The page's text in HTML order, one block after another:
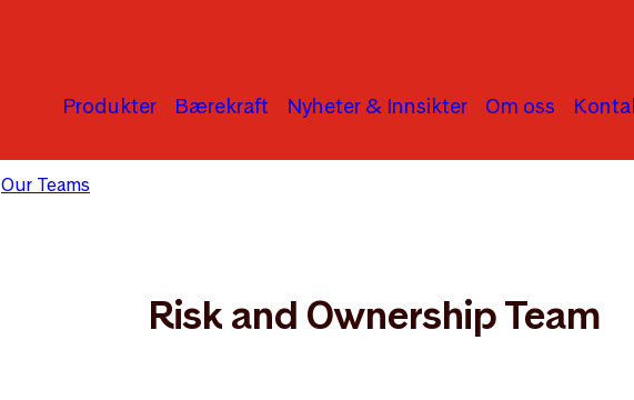
Produkter Bærekraft Nyheter & Innsikter Om oss
Our Teams
Risk and Ownership Team